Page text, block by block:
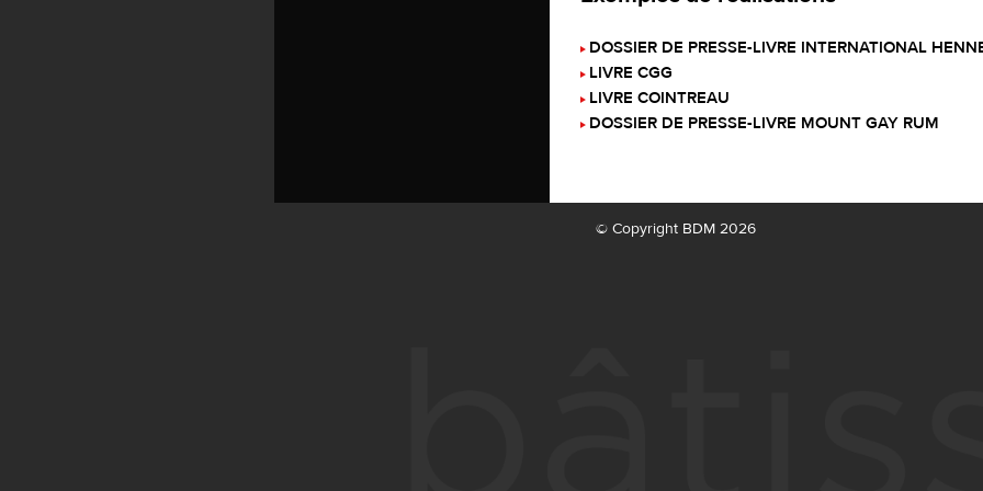
DOSSIER DE PRESSE-LIVRE INTERNATIONAL
LIVRE CGG
LIVRE COINTREAU
DOSSIER DE PRESSE-LIVRE MOUNT GAY RUM
© Copyright BDM 2026